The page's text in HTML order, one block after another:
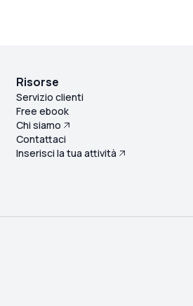
Risorse
Servizio clienti
Free ebook
Chi siamo
Contattaci
Inserisci la tua attività